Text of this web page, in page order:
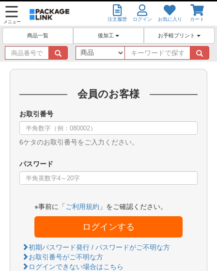
メニュー 注文履歴 ログイン お気に入り カート
商品一覧 後加工 お手軽プリント
商
品
番
キ
ー
ワ
会員のお客様
お取引番号
6ケタのお取引番号をご入力ください。
パスワード
※事前に「 ご利用規約 」をご確認ください。
ログインする
初期パスワード発行 / パスワードがご不明な方
お取引番号がご不明な方
ログインできない場合はこちら